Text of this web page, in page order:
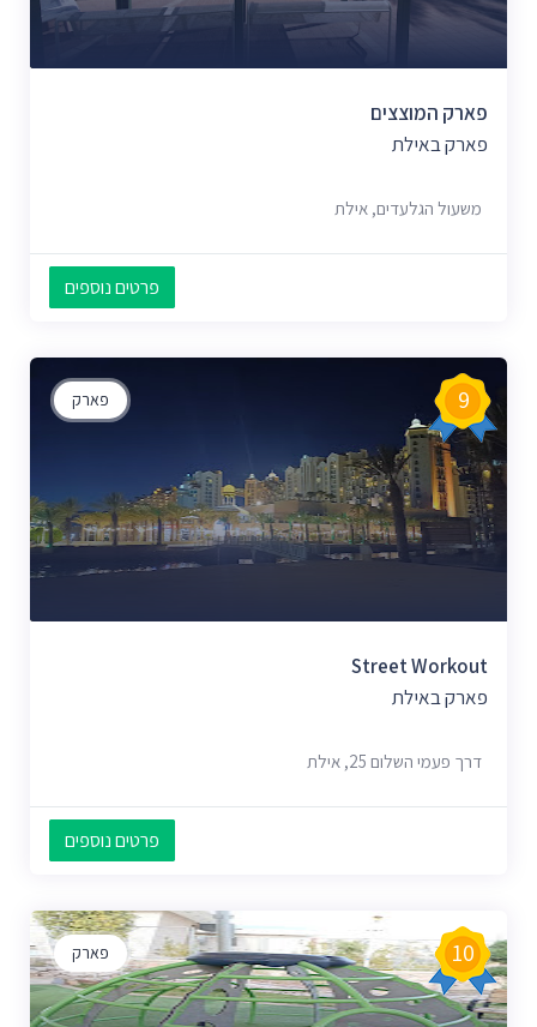
פארק המוצצים
פארק באילת
משעול הגלעדים, אילת
פרטים נוספים
פארק 9
Street Workout
פארק באילת
דרך פעמי השלום 25, אילת
פרטים נוספים
פארק 10